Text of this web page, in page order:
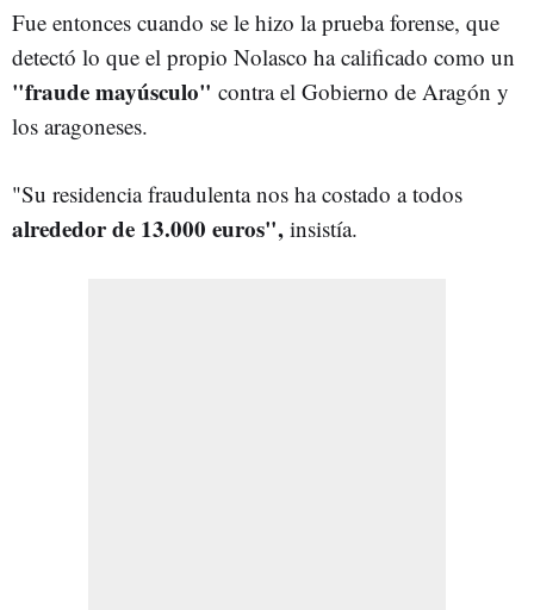
Fue entonces cuando se le hizo la prueba forense, que
detectó lo que el propio Nolasco ha calificado como un
"fraude mayúsculo" contra el Gobierno de Aragón y
los aragoneses.
"Su residencia fraudulenta nos ha costado a todos
alrededor de 13.000 euros", insistía.